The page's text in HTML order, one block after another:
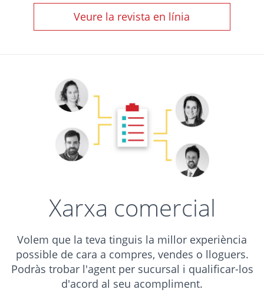
Veure la revista en línia
Xarxa comercial
Volem que la teva tinguis la millor experiència
possible de cara a compres, vendes o lloguers.
Podràs trobar l'agent per sucursal i qualificar-los
d'acord al seu acompliment.